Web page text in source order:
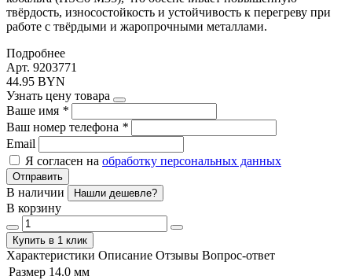
твёрдость, износостойкость и устойчивость к перегреву при
работе с твёрдыми и жаропрочными металлами.
Подробнее
Арт. 9203771
44.95 BYN
Узнать цену товара
Ваше имя *
Ваш номер телефона *
Email
Я согласен на обработку персональных данных
Отправить
В наличии Нашли дешевле?
В корзину
Купить в 1 клик
Характеристики Описание Отзывы Вопрос-ответ
Размер 14.0 мм